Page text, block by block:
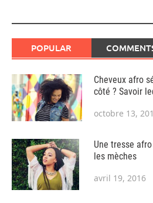
POPULAR
Cheveux afro
côté ? Savoir
octobre 13,
Une tresse
les mèches
avril 19, 2016